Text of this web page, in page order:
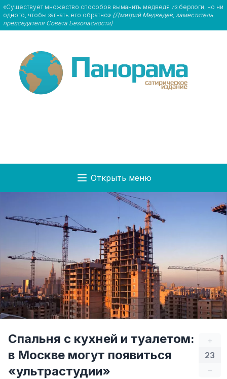
«Существует множество способов выманить медведя из берлоги, но ни
одного, чтобы загнать его обратно» (Дмитрий Медведев, заместитель
председателя Совета Безопасности)
Открыть меню
+
23
–
Спальня с кухней и туалетом:
в Москве могут появиться
«ультрастудии»